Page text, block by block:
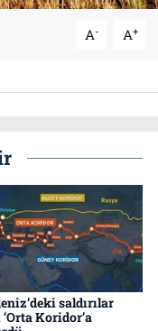
A- A+
saldırılar
Koridor’a